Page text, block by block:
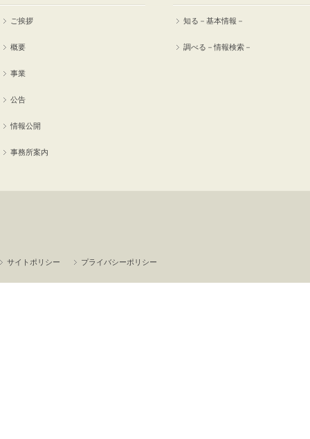
ご挨拶
概要
事業
公告
情報公開
事務所案内
知る－基本情報－
調べる－情報検索－
サイトポリシー プライバシーポリシー